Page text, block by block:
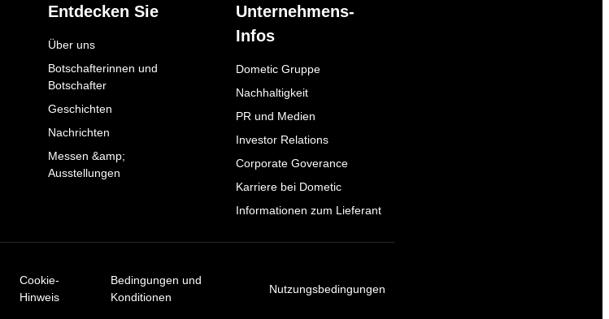
Entdecken Sie
Über uns
Botschafterinnen und
Botschafter
Geschichten
Nachrichten
Messen &amp;
Ausstellungen
Unternehmens-
Infos
Dometic Gruppe
Nachhaltigkeit
PR und Medien
Investor Relations
Corporate Goverance
Karriere bei Dometic
Informationen zum Lieferant
Cookie-
Hinweis
Bedingungen und
Konditionen
Nutzungsbedingungen